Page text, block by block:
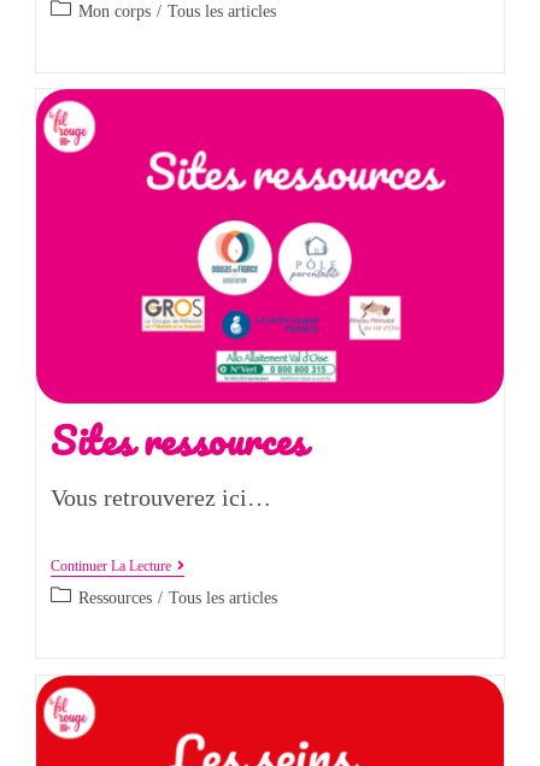
Mon corps / Tous les articles
Sites ressources
Vous retrouverez ici…
Continuer La Lecture
Ressources / Tous les articles